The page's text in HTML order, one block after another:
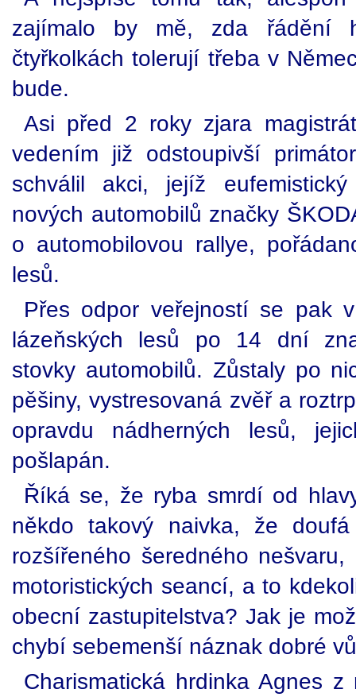
zajímalo by mě, zda řádění
čtyřkolkách tolerují třeba v
bude.
Asi před 2 roky zjara
vedením již odstoupivší
schválil akci, jejíž
nových automobilů značky
o automobilovou rallye,
lesů.
Přes odpor veřejností se pak
lázeňských lesů po 14 dní
stovky automobilů. Zůstaly po
pěšiny, vystresovaná zvěř a
opravdu nádherných lesů,
pošlapán.
Říká se, že ryba smrdí od
někdo takový naivka, že
rozšířeného šeredného
motoristických seancí, a to
obecní zastupitelstva? Jak je
chybí sebemenší náznak dobré
Charismatická hrdinka Agnes